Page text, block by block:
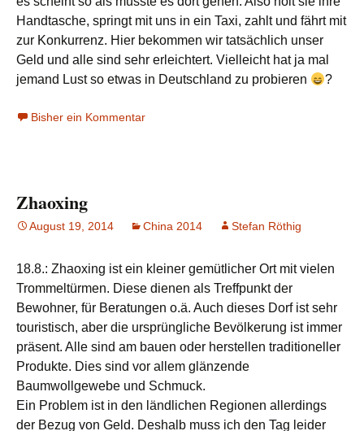
Handtasche, springt mit uns in ein Taxi, zahlt und fährt mit
zur Konkurrenz. Hier bekommen wir tatsächlich unser
Geld und alle sind sehr erleichtert. Vielleicht hat ja mal
jemand Lust so etwas in Deutschland zu probieren
?
Bisher ein Kommentar
Zhaoxing
August 19, 2014 China 2014 Stefan Röthig
18.8.: Zhaoxing ist ein kleiner gemütlicher Ort mit vielen
Trommeltürmen. Diese dienen als Treffpunkt der
Bewohner, für Beratungen o.ä. Auch dieses Dorf ist sehr
touristisch, aber die ursprüngliche Bevölkerung ist immer
präsent. Alle sind am bauen oder herstellen traditioneller
Produkte. Dies sind vor allem glänzende
Baumwollgewebe und Schmuck.
Ein Problem ist in den ländlichen Regionen allerdings
der Bezug von Geld. Deshalb muss ich den Tag leider